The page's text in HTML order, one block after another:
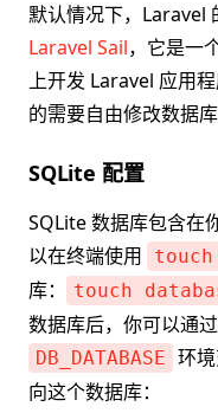
默认情况下，Laravel
Laravel Sail，它是一
上开发 Laravel 应用
的需要自由修改数据库
SQLite 配置
SQLite 数据库包含在
以在终端使用
touch
库：
touch
数据库后，你可以通
DB_DATABASE 环
向这个数据库：